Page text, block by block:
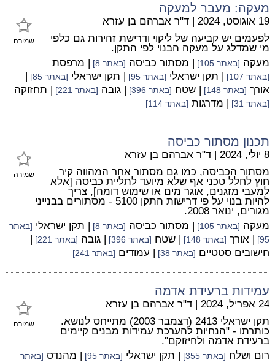
מעקה: מעבר למעקה
שמירה
19 אוגוסט, 2024 | ד"ר אברהם בן עזרא
לפעמים יש קביעה של ליקוי ודרישת זהירות גם כלפי
מי שמדלג על מעקה הבנוי לפי התקן.
מעקה [באתר 105] | מסתור כביסה [באתר 8] | מרפסת
[באתר 107] | תקן ישראלי [באתר 95] | תקן ישראלי [באתר 85]
|
אורך [באתר 148] | שטח [באתר 396] | גובה [באתר 221] | תחזוקה
[באתר 31] | מדרגות [באתר 114]
תכנון מסתור כביסה
שמירה
8 יולי, 2024 | ד"ר אברהם בן עזרא
מסתור הכביסה, כמו גם מסתור אחר המהווה קיר
חוץ לחלל טכני אף שלא מיועד לתליית כביסה [אלא
למעבי מזגנים, אוגר מים או שימוש דומה], צריך
להיות בנוי על פי דרישות התקן 5100 - מסתורים בבנייני
מגורים, ינואר 2008.
מעקה [באתר 105] | מסתור כביסה [באתר 8] | תקן ישראלי [באתר
95]
| אורך [באתר 148] | שטח [באתר 396] | גובה [באתר 221]
|
חישובים סטטיים [באתר 38] | עמודים [באתר 241]
עמידות ברעידת אדמה
שמירה
24 אפריל, 2024 | ד"ר אברהם בן עזרא
תקן ישראלי 2413 (דצמבר 2003) מתייחס לנושא.
כותרתו - "הנחיות להערכת עמידות מבנים קיימים
ברעידת אדמה ולחיזוקם".
רום ושלח [באתר 355] | תקן ישראלי [באתר 95] | מהנדס [באתר